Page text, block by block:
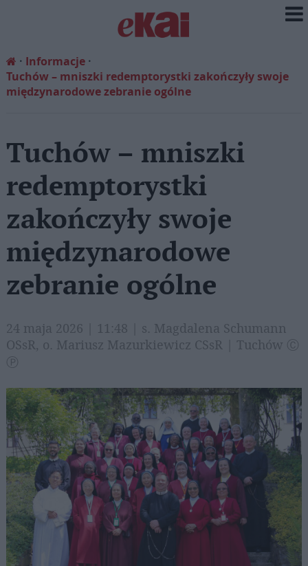
Informacje
Tuchów – mniszki redemptorystki zakończyły swoje
międzynarodowe zebranie ogólne
Tuchów – mniszki
redemptorystki
zakończyły swoje
międzynarodowe
zebranie ogólne
24 maja 2026 | 11:48 | s. Magdalena Schumann
OSsR, o. Mariusz Mazurkiewicz CSsR | Tuchów Ⓒ
Ⓟ